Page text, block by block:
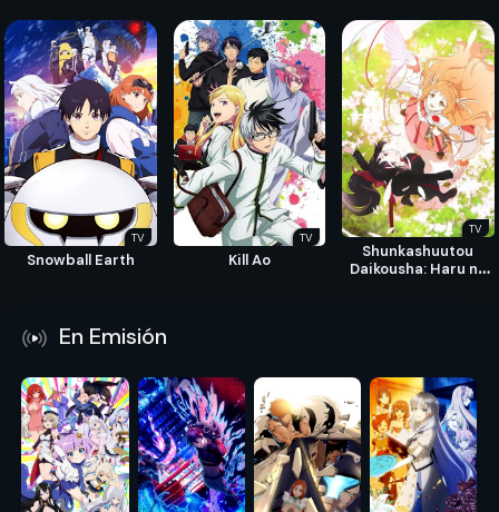
En Emisión
demo Naku
Kanteishi (Kari)
Rashii desu yo?
TV
Snowball Earth
TV
Kill Ao
TV
Shunkashuutou
Daikousha: Haru no